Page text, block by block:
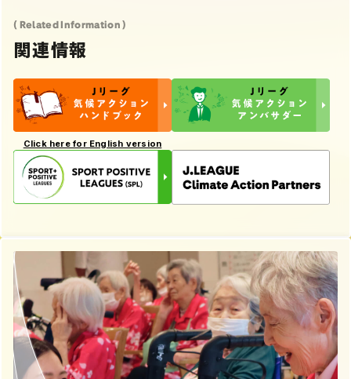
( Related Information )
関連情報
Click here for English version